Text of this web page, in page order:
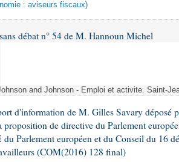
: aviseurs fiscaux)
débat n° 54 de M. Hannoun Michel
and Johnson - Emploi et activite. Saint-
d'information de M. Gilles Savary déposé
proposition de directive du Parlement
Parlement européen et du Conseil du 16
(COM(2016) 128 final)